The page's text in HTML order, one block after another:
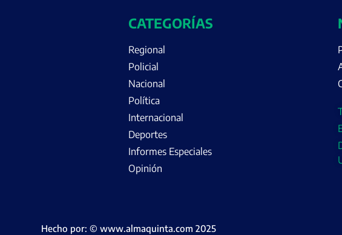
CATEGORÍAS
Regional
Policial
Nacional
Política
Internacional
Deportes
Informes Especiales
Opinión
Hecho por: © www.almaquinta.com 2025